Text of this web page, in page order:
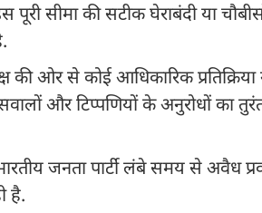
सीमा की सटीक घेराबंदी या
की ओर से कोई आधिकारिक
और टिप्पणियों के अनुरोधों का
जनता पार्टी लंबे समय से अवैध
है.